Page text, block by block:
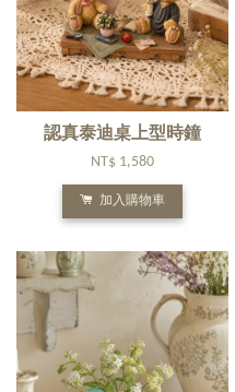
認真泰迪桌上型時鐘
NT$ 1,580
加入購物車